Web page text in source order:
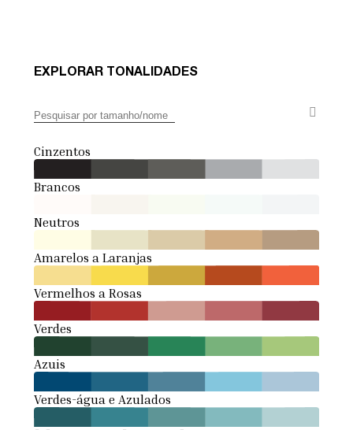
EXPLORAR TONALIDADES
Cinzentos
Brancos
Neutros
Amarelos a Laranjas
Vermelhos a Rosas
Verdes
Azuis
Verdes-água e Azulados